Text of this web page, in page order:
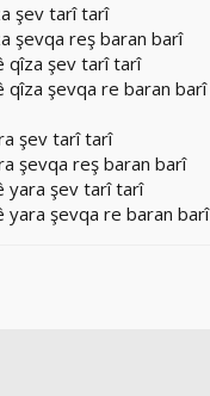
şev tarî tarî
şevqa reş baran barî
qîza şev tarî tarî
qîza şevqa re baran barî
şev tarî tarî
şevqa reş baran barî
yara şev tarî tarî
yara şevqa re baran barî